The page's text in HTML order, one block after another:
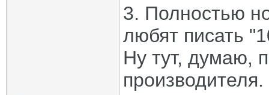
3. Полностью
любят писать
Ну тут, думаю,
производителя.